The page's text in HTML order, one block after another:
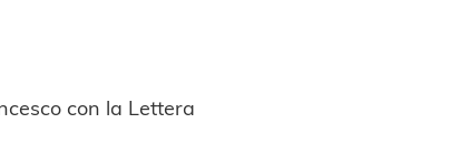
con la Lettera